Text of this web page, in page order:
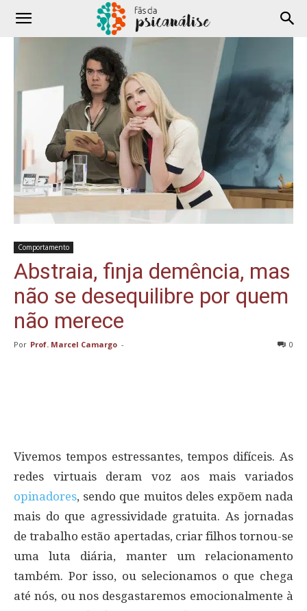
Comportamento
Abstraia, finja demência, mas
não se desequilibre por quem
não merece
Por Prof. Marcel Camargo - 0
Vivemos tempos estressantes, tempos difíceis. As
redes virtuais deram voz aos mais variados
opinadores, sendo que muitos deles expõem nada
mais do que agressividade gratuita. As jornadas
de trabalho estão apertadas, criar filhos tornou-se
uma luta diária, manter um relacionamento
também. Por isso, ou selecionamos o que chega
até nós, ou nos desgastaremos emocionalmente à